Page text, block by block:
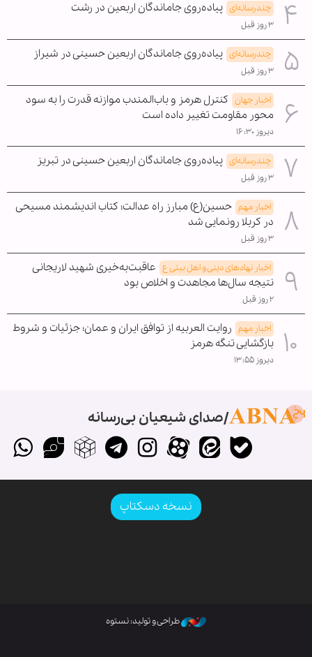
چندرسانه‌ای پیاده‌روی جاماندگان اربعین در رشت
۳ روز قبل
چندرسانه‌ای پیاده‌روی جاماندگان اربعین حسینی در شیراز
۳ روز قبل
اخبار جهان کنترل هرمز و باب‌المندب موازنه قدرت را به سود
محور مقاومت تغییر داده است
دیروز ۱۶:۳۰
چندرسانه‌ای پیاده‌روی جاماندگان اربعین حسینی در تبریز
۳ روز قبل
اخبار مهم حسین(ع) مبارز راه عدالت؛ کتاب اندیشمند مسیحی
در کربلا رونمایی شد
۳ روز قبل
اخبار نهادهای دینی و اهل بیتی ع عاقبت‌به‌خیری شهید لاریجانی
نتیجه سال‌ها مجاهدت و اخلاص بود
۲ روز قبل
اخبار مهم روایت العربیه از توافق ایران و عمان؛ جزئیات و شروط
بازگشایی تنگه هرمز
دیروز ۱۳:۵۵
صدای شیعیان بی‌رسانه
نسخه دسکتاپ
طراحی و تولید: نستوه